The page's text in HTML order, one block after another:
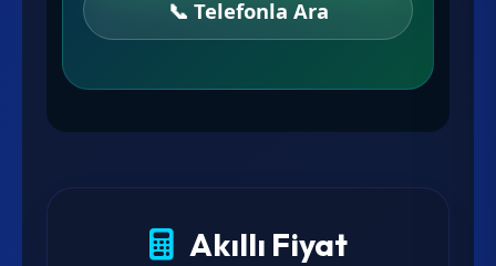
📞 Telefonla Ara
Akıllı Fiyat